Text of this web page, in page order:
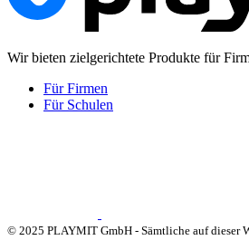
Wir bieten zielgerichtete Produkte für
Für Firmen
Für Schulen
© 2025 PLAYMIT GmbH - Sämtliche auf dieser